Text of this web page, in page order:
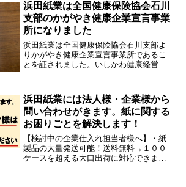
浜田紙業は全国健康保険協会石川
支部のかがやき健康企業宣言事業
所になりました
浜田紙業は全国健康保険協会石川支部よ
りかがやき健康企業宣言事業所であるこ
とを証されました。いしかわ健康経営宣
る延伸のためには、とりわけ生活習慣病
の発症リスクが高くなる働...
浜田紙業には法人様・企業様から
問い合わせがきます。紙に関する
お困りごとを解決します！
【検討中の企業仕入れ担当者様へ】・紙
製品の大量発送可能！送料無料→１００
ケースを超える大口出荷に対応できま